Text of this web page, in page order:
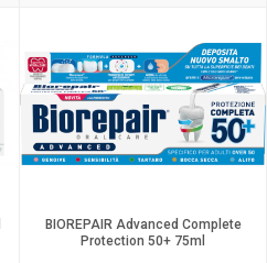
BIOREPAIR Advanced Complete
Protection 50+ 75ml